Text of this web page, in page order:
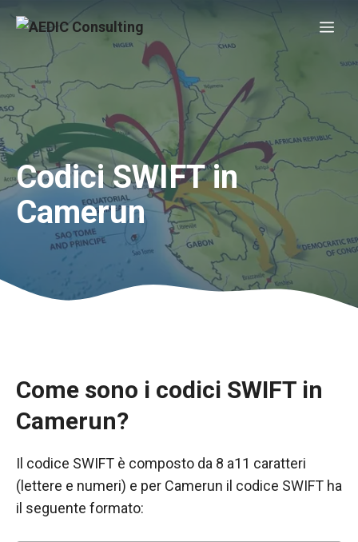
contenuto
Codici SWIFT in
Camerun
Come sono i codici SWIFT in
Camerun?
Il codice SWIFT è composto da 8 a11 caratteri
(lettere e numeri) e per Camerun il codice SWIFT ha
il seguente formato: